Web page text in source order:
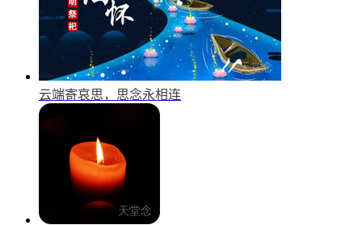
云端寄哀思，思念永相连